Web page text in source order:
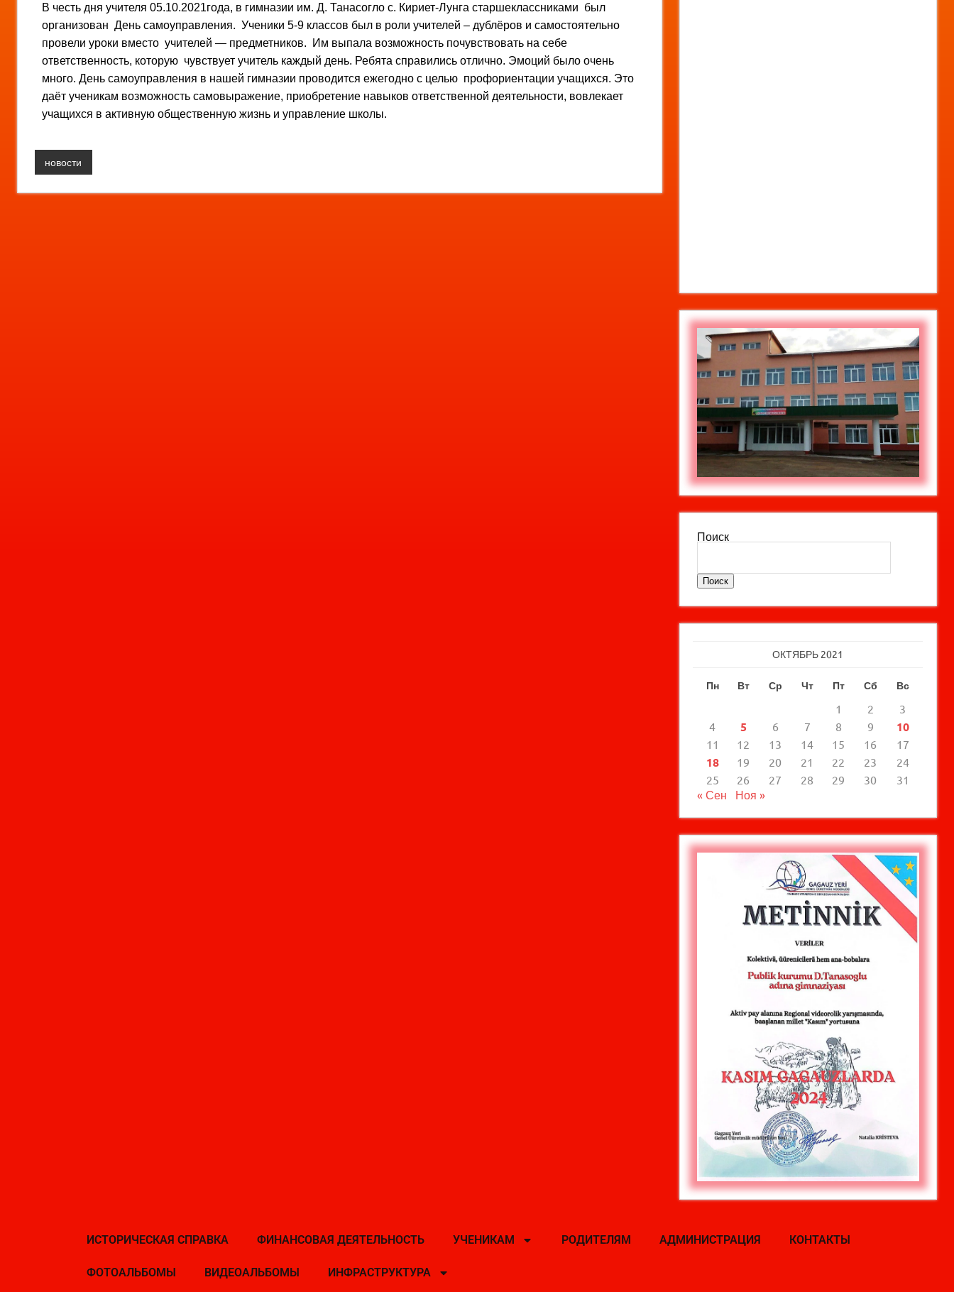
В честь дня учителя 05.10.2021года, в гимназии им. Д. Танасогло с. Кириет-Лунга старшеклассниками был
организован День самоуправления. Ученики 5-9 классов был в роли учителей – дублёров и самостоятельно
провели уроки вместо учителей — предметников. Им выпала возможность почувствовать на себе
ответственность, которую чувствует учитель каждый день. Ребята справились отлично. Эмоций было очень
много. День самоуправления в нашей гимназии проводится ежегодно с целью профориентации учащихся. Это
даёт ученикам возможность самовыражение, приобретение навыков ответственной деятельности, вовлекает
учащихся в активную общественную жизнь и управление школы.
новости
Поиск
Поиск
ОКТЯБРЬ 2021
Пн Вт Ср Чт Пт Сб Вс
1 2
3
4
5 6 7 8 9 10
11 12 13 14 15 16 17
18 19 20 21 22 23
24
25
26 27 28 29 30
31
« Сен
Ноя »
ИСТОРИЧЕСКАЯ СПРАВКА ФИНАНСОВАЯ ДЕЯТЕЛЬНОСТЬ УЧЕНИКАМ РОДИТЕЛЯМ АДМИНИСТРАЦИЯ КОНТАКТЫ
ФОТОАЛЬБОМЫ ВИДЕОАЛЬБОМЫ ИНФРАСТРУКТУРА